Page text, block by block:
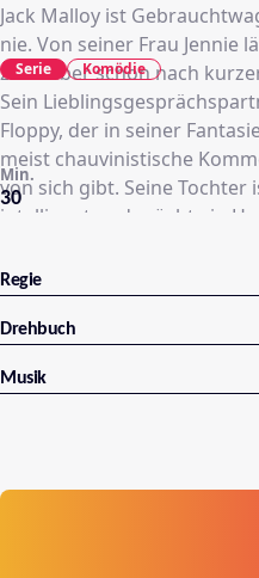
Jack Malloy ist
nie. Von seiner Frau Jennie
zeiht aber schon nach
Sein
Floppy, der in seiner
meist chauvinistische
von sich gibt. Seine
intelligent und möchte in
zu opfern. Ihr Bruder, der
dagegen froh, wenn er
würde“. Ross, der kleinste
gewinnen.
30
Min.
Serie Komödie
Regie
Drehbuch
Musik